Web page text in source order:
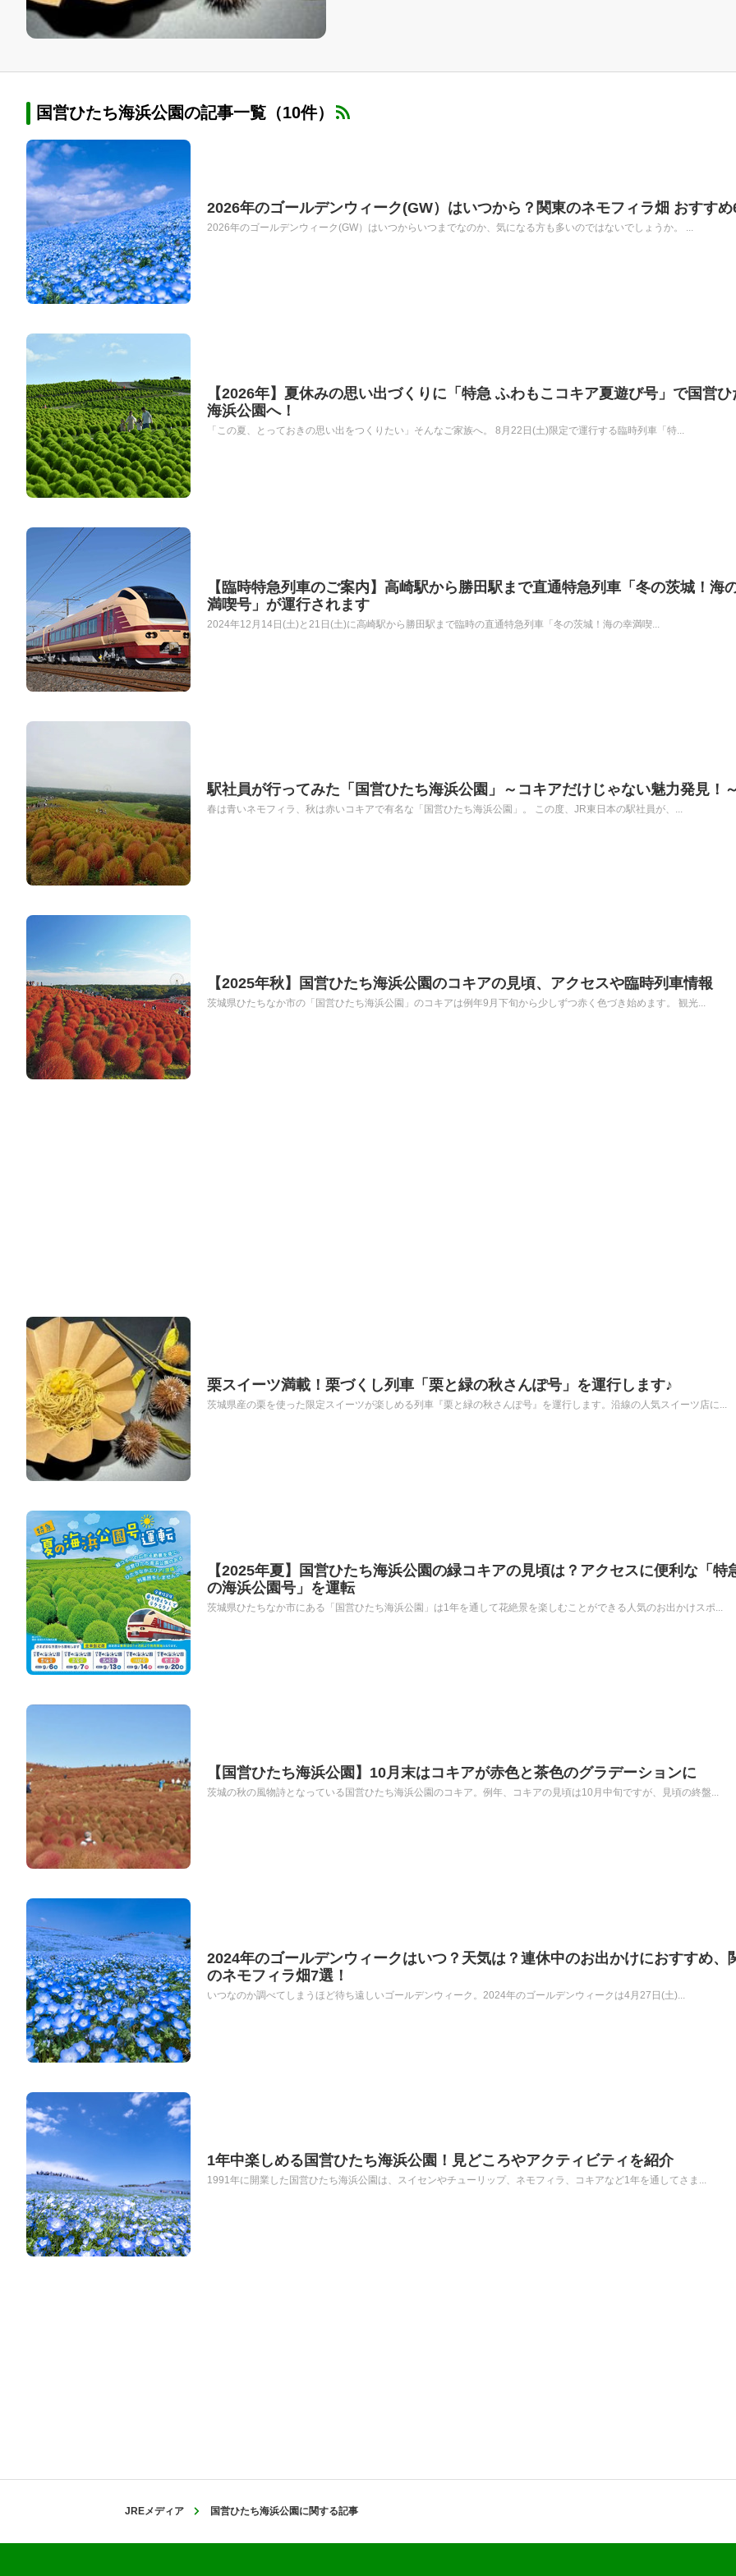
国営ひたち海浜公園の記事一覧（10件）
2026年のゴールデンウィーク(GW）はいつから？関東のネモフィラ畑 おすすめ
2026年のゴールデンウィーク(GW）はいつからいつまでなのか、気になる方も多いのではないでしょうか。 ...
【2026年】夏休みの思い出づくりに「特急 ふわもこコキア夏遊び号」で国営ひ
海浜公園へ！
「この夏、とっておきの思い出をつくりたい」そんなご家族へ。 8月22日(土)限定で運行する臨時列車「特...
【臨時特急列車のご案内】高崎駅から勝田駅まで直通特急列車「冬の茨城！海
満喫号」が運行されます
2024年12月14日(土)と21日(土)に高崎駅から勝田駅まで臨時の直通特急列車「冬の茨城！海の幸満喫...
駅社員が行ってみた「国営ひたち海浜公園」～コキアだけじゃない魅力発見！
春は青いネモフィラ、秋は赤いコキアで有名な「国営ひたち海浜公園」。 この度、JR東日本の駅社員が、...
【2025年秋】国営ひたち海浜公園のコキアの見頃、アクセスや臨時列車情報
茨城県ひたちなか市の「国営ひたち海浜公園」のコキアは例年9月下旬から少しずつ赤く色づき始めます。 観光...
栗スイーツ満載！栗づくし列車「栗と緑の秋さんぽ号」を運行します♪
茨城県産の栗を使った限定スイーツが楽しめる列車『栗と緑の秋さんぽ号』を運行します。沿線の人気スイーツ店に...
【2025年夏】国営ひたち海浜公園の緑コキアの見頃は？アクセスに便利な「特
の海浜公園号」を運転
茨城県ひたちなか市にある「国営ひたち海浜公園」は1年を通して花絶景を楽しむことができる人気のお出かけスポ...
【国営ひたち海浜公園】10月末はコキアが赤色と茶色のグラデーションに
茨城の秋の風物詩となっている国営ひたち海浜公園のコキア。例年、コキアの見頃は10月中旬ですが、見頃の終盤...
2024年のゴールデンウィークはいつ？天気は？連休中のお出かけにおすすめ、
のネモフィラ畑7選！
いつなのか調べてしまうほど待ち遠しいゴールデンウィーク。2024年のゴールデンウィークは4月27日(土)...
1年中楽しめる国営ひたち海浜公園！見どころやアクティビティを紹介
1991年に開業した国営ひたち海浜公園は、スイセンやチューリップ、ネモフィラ、コキアなど1年を通してさま...
JREメディア 国営ひたち海浜公園に関する記事